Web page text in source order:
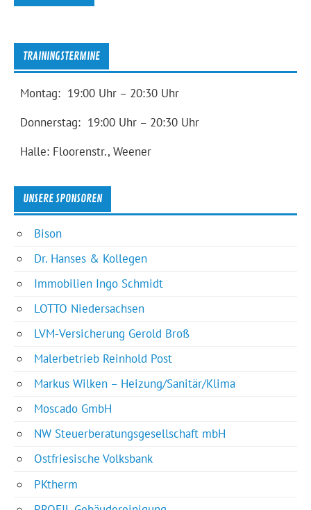
TRAININGSTERMINE
Montag: 19:00 Uhr – 20:30 Uhr
Donnerstag: 19:00 Uhr – 20:30 Uhr
Halle: Floorenstr., Weener
UNSERE SPONSOREN
Bison
Dr. Hanses & Kollegen
Immobilien Ingo Schmidt
LOTTO Niedersachsen
LVM-Versicherung Gerold Broß
Malerbetrieb Reinhold Post
Markus Wilken – Heizung/Sanitär/Klima
Moscado GmbH
NW Steuerberatungsgesellschaft mbH
Ostfriesische Volksbank
PKtherm